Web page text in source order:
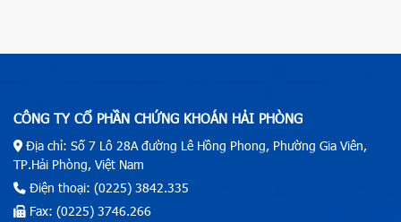
CÔNG TY CỔ PHẦN CHỨNG KHOÁN HẢI PHÒNG
Địa chỉ: Số 7 Lô 28A đường Lê Hồng Phong, Phường Gia Viên,
TP.Hải Phòng, Việt Nam
Điện thoại: (0225) 3842.335
Fax: (0225) 3746.266